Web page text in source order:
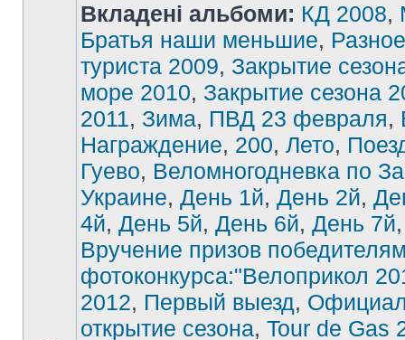
Вкладені альбоми: КД 2008,
Братья наши меньшие, Разное
туриста 2009, Закрытие
море 2010, Закрытие сезона
2011, Зима, ПВД 23 февраля,
Награждение, 200, Лето,
Гуево, Веломногодневка по
Украине, День 1й, День 2й,
4й, День 5й, День 6й, День 7й,
Вручение призов
фотоконкурса:"Велоприкол
2012, Первый выезд,
открытие сезона, Tour de Gas